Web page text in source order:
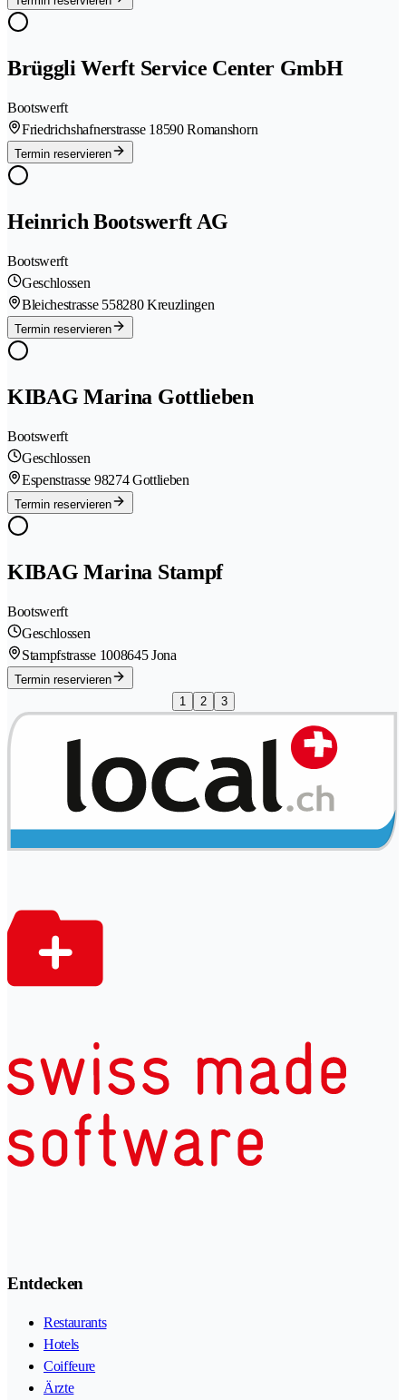
Brüggli Werft Service Center GmbH
Bootswerft
Friedrichshafnerstrasse 18590 Romanshorn
Termin reservieren
Heinrich Bootswerft AG
Bootswerft
Geschlossen
Bleichestrasse 558280 Kreuzlingen
Termin reservieren
KIBAG Marina Gottlieben
Bootswerft
Geschlossen
Espenstrasse 98274 Gottlieben
Termin reservieren
KIBAG Marina Stampf
Bootswerft
Geschlossen
Stampfstrasse 1008645 Jona
Termin reservieren
1
2 3
Entdecken
Restaurants
Hotels
Coiffeure
Ärzte